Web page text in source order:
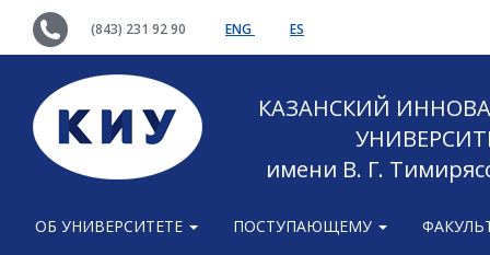
(843) 231 92 90 ENG ES
КАЗАНСКИЙ
имени В. Г.
ОБ УНИВЕРСИТЕТЕ ПОСТУПАЮЩЕМУ